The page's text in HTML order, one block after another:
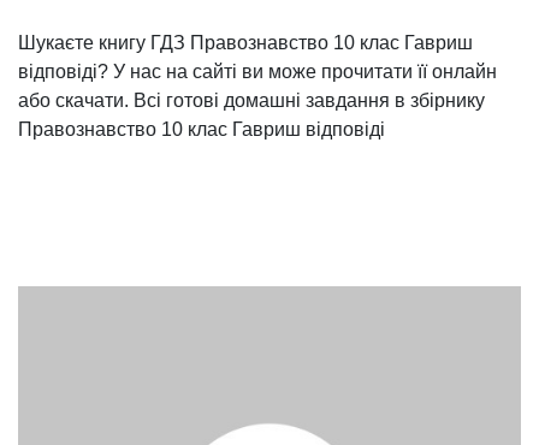
Шукаєте книгу ГДЗ Правознавство 10 клас Гавриш
відповіді? У нас на сайті ви може прочитати її онлайн
або скачати. Всі готові домашні завдання в збірнику
Правознавство 10 клас Гавриш відповіді